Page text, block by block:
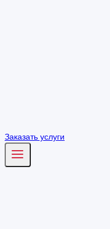
Заказать услуги